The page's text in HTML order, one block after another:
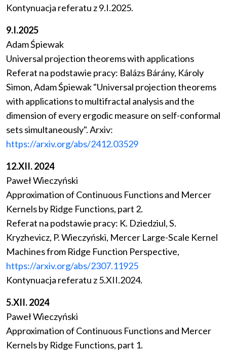
Kontynuacja referatu z 9.I.2025.
9.I.2025
Adam Śpiewak
Universal projection theorems with applications
Referat na podstawie pracy: Balázs Bárány, Károly
Simon, Adam Śpiewak "Universal projection theorems
with applications to multifractal analysis and the
dimension of every ergodic measure on self-conformal
sets simultaneously". Arxiv:
https://arxiv.org/abs/2412.03529
12.XII. 2024
Paweł Wieczyński
Approximation of Continuous Functions and Mercer
Kernels by Ridge Functions, part 2.
Referat na podstawie pracy: K. Dziedziul, S.
Kryzhevicz, P. Wieczyński, Mercer Large-Scale Kernel
Machines from Ridge Function Perspective,
https://arxiv.org/abs/2307.11925
Kontynuacja referatu z 5.XII.2024.
5.XII. 2024
Paweł Wieczyński
Approximation of Continuous Functions and Mercer
Kernels by Ridge Functions, part 1.